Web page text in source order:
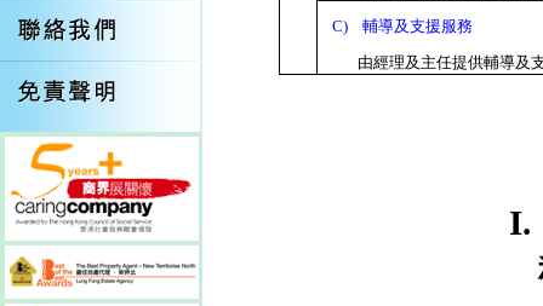
C)
輔導及支援服務
由經理及主任提供輔導及
I.